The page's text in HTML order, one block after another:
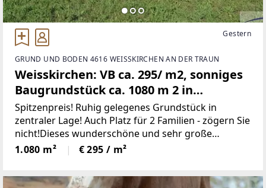
Gestern
GRUND UND BODEN 4616 WEISSKIRCHEN AN DER TRAUN
Weisskirchen: VB ca. 295/ m2, sonniges
Baugrundstück ca. 1080 m 2 in
begehrter Lage!
Spitzenpreis! Ruhig gelegenes Grundstück in
zentraler Lage! Auch Platz für 2 Familien - zögern Sie
nicht!Dieses wunderschöne und sehr große
Grundstück liegt am Ortsrand von Weißkirchen
Richtung Weyerbach in einer verkehrsberuhigten
1.080 m² € 295 / m²